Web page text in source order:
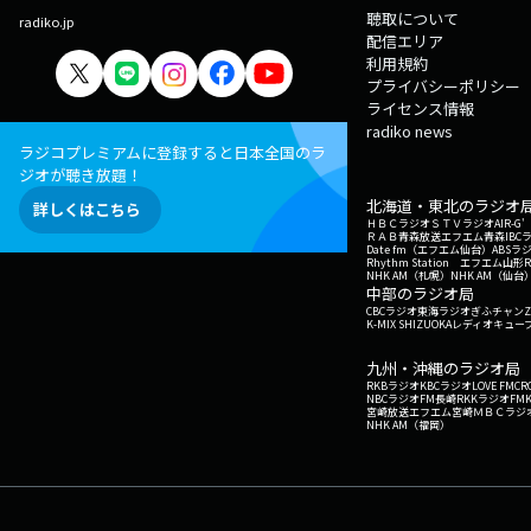
radiko.jp
ラジコプレミアムに登録すると日本全国のラ
ジオが聴き放題！
詳しくはこちら
聴取について
配信エリア
利用規約
プライバシーポリシー
ライセンス情報
radiko news
北海道・東北のラジオ
ＨＢＣラジオＳＴＶラジオAIR-G'
ＲＡＢ青森放送エフエム青森IBC
Date fm（エフエム仙台） ABSラ
Rhythm Station エフエム山形
NHK AM（札幌） NHK AM（仙台
中部のラジオ局
CBCラジオ東海ラジオぎふチャン
K-MIX SHIZUOKAレディオキュー
九州・沖縄のラジオ局
RKBラジオKBCラジオLOVE FM
NBCラジオFM長崎RKKラジオ
宮崎放送エフエム宮崎ＭＢＣラジ
NHK AM（福岡）